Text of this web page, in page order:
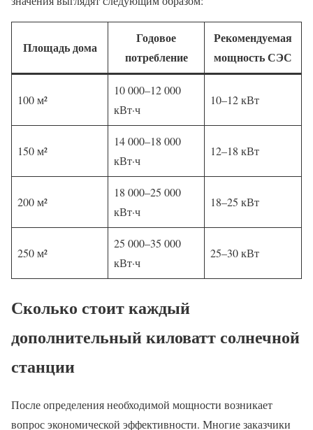
Площадь дома
Годовое
потребление
Рекомендуемая
мощность СЭС
100 м²
10 000–12 000
кВт·ч
10–12 кВт
150 м²
14 000–18 000
кВт·ч
12–18 кВт
200 м²
18 000–25 000
кВт·ч
18–25 кВт
250 м²
25 000–35 000
кВт·ч
25–30 кВт
Сколько стоит каждый
дополнительный киловатт солнечной
станции
После определения необходимой мощности возникает
вопрос экономической эффективности. Многие заказчики